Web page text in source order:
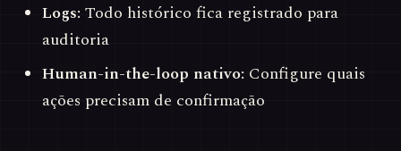
Logs: Todo histórico fica registrado para
auditoria
Human-in-the-loop nativo: Configure quais
ações precisam de confirmação